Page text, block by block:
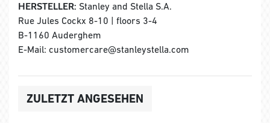
HERSTELLER: Stanley and Stella S.A.
Rue Jules Cockx 8-10 | floors 3-4
B-1160 Auderghem
E-Mail: customercare@stanleystella.com
ZULETZT ANGESEHEN